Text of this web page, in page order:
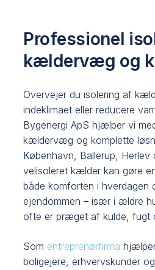
Professionel
kældervæg og
Overvejer du isolering af
indeklimaet eller reducere
Bygenergi ApS hjælper vi
kældervæg og komplette
København, Ballerup, Herlev
velisoleret kælder kan gøre
både komforten i hverdagen
ejendommen – især i ældre
ofte er præget af kulde, fugt
Som entreprenørfirma
boligejere, erhvervskunder